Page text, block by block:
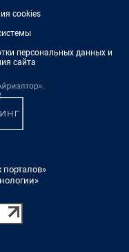
cookies
персональных данных и
сайта